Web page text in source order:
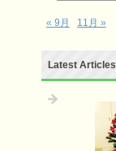
« 9月 11月 »
Latest Articles